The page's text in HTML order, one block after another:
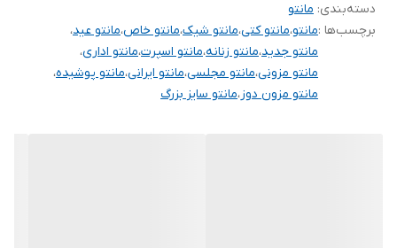
آنها درج شده است چون این سایت امکان مرجوع ندارد و فقط امکان
تعویض سایز دارد.
دسته‌بندی: مانتو
برچسب‌ها :مانتو،مانتو کتی،مانتو شیک،مانتو خاص،مانتو عید،
مانتو جدید،مانتو زنانه،مانتو اسپرت،مانتو اداری،
مانتو مزونی،مانتو مجلسی،مانتو ایرانی،مانتو پوشیده،
مانتو مزون دوز،مانتو سایز بزرگ